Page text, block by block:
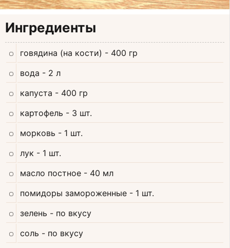
Ингредиенты
говядина (на кости) - 400 гр
вода - 2 л
капуста - 400 гр
картофель - 3 шт.
морковь - 1 шт.
лук - 1 шт.
масло постное - 40 мл
помидоры замороженные - 1 шт.
зелень - по вкусу
соль - по вкусу